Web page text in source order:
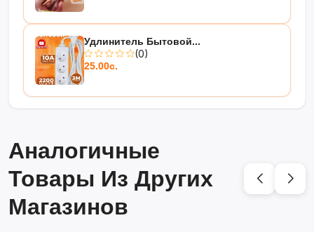
Удлинитель Бытовой...
(0)
25.00с.
Аналогичные
Товары Из Других
Магазинов